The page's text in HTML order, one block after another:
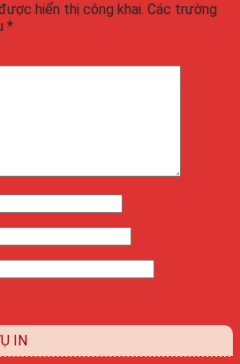
hiển thị công khai. Các trường
*
IN